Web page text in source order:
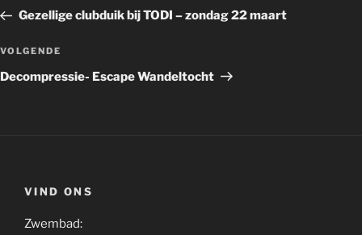
berichtGezellige clubduik bij TODI – zondag 22 maart
Volgend
bericht
VOLGENDE
Decompressie- Escape Wandeltocht
VIND ONS
Zwembad: